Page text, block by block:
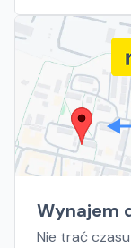
Wynajem
Nie trać